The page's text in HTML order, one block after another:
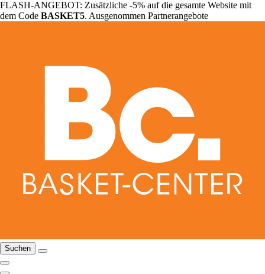
FLASH-ANGEBOT: Zusätzliche -5% auf die gesamte Website mit
dem Code BASKET5. Ausgenommen Partnerangebote
Suchen